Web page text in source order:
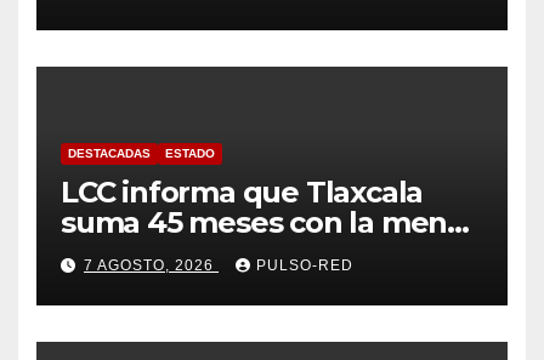
DESTACADAS ESTADO
LCC informa que Tlaxcala
suma 45 meses con la menor
tasa de delitos en el país
7 AGOSTO, 2026 PULSO-RED